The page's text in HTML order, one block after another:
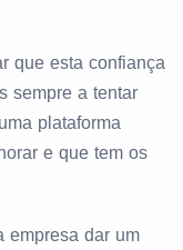
que esta confiança
sempre a tentar
plataforma
e que tem os
empresa dar um